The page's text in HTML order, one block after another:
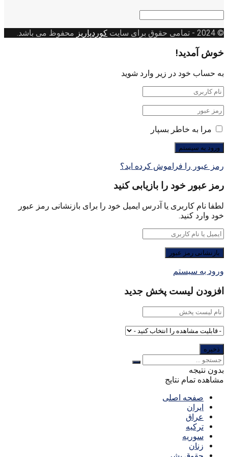
© 2024 - تمامی حقوق برای سایت کوردپاریز محفوظ می باشد.
خوش آمدید!
به حساب خود در زیر وارد شوید
مرا به خاطر بسپار
رمز عبور را فراموش کرده اید؟
رمز عبور خود را بازیابی کنید
لطفا نام کاربری یا آدرس ایمیل خود را برای بازنشانی رمز عبور
خود وارد کنید.
ورود به سیستم
افزودن لیست پخش جدید
بدون نتیجه
مشاهده تمام نتایج
صفحه اصلی
ایران
عراق
ترکیه
سوریه
زنان